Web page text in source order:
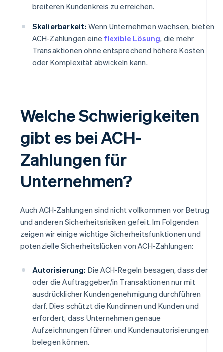
breiteren Kundenkreis zu erreichen.
Skalierbarkeit: Wenn Unternehmen wachsen, bieten
ACH-Zahlungen eine flexible Lösung, die mehr
Transaktionen ohne entsprechend höhere Kosten
oder Komplexität abwickeln kann.
Welche Schwierigkeiten
gibt es bei ACH-
Zahlungen für
Unternehmen?
Auch ACH-Zahlungen sind nicht vollkommen vor Betrug
und anderen Sicherheitsrisiken gefeit. Im Folgenden
zeigen wir einige wichtige Sicherheitsfunktionen und
potenzielle Sicherheitslücken von ACH-Zahlungen:
Autorisierung: Die ACH-Regeln besagen, dass der
oder die Auftraggeber/in Transaktionen nur mit
ausdrücklicher Kundengenehmigung durchführen
darf. Dies schützt die Kundinnen und Kunden und
erfordert, dass Unternehmen genaue
Aufzeichnungen führen und Kundenautorisierungen
belegen können.